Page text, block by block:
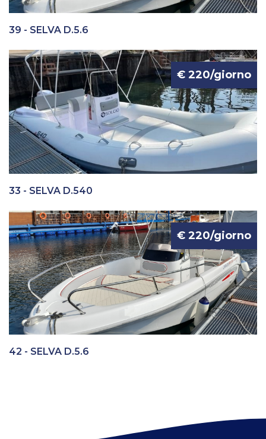
39 - SELVA D.5.6
€ 220/giorno
33 - SELVA D.540
€ 220/giorno
42 - SELVA D.5.6